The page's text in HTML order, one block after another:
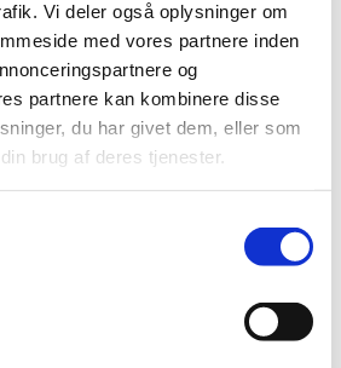
Vi deler også oplysninger om
med vores partnere inden
og
partnere kan kombinere disse
du har givet dem, eller som
brug af deres tjenester.